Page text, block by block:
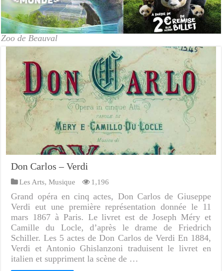
Zoo de Beauval
Don Carlos – Verdi
Les Arts,Musique 1,196
Grand opéra en cinq actes, Don Carlos de Giuseppe
Verdi eut une première représentation donnée le 11
mars 1867 à Paris. Le livret est de Joseph Méry et
Camille du Locle, d’après le drame de Friedrich
Schiller. Les 5 actes de Don Carlos de Verdi En 1884,
Verdi et Antonio Ghislanzoni traduisent le livret en
italien et suppriment la scène de …